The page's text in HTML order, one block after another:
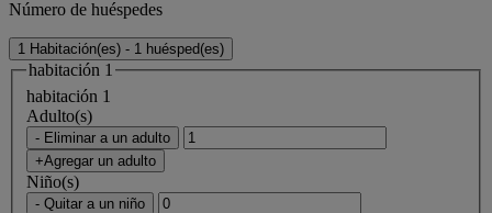
Número de huéspedes
1 Habitación(es) - 1 huésped(es)
habitación 1
habitación 1
Adulto(s)
- Eliminar a un adulto
+Agregar un adulto
Niño(s)
- Quitar a un niño